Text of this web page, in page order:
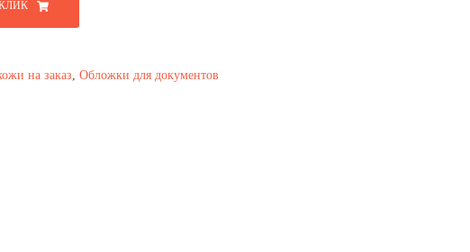
на заказ, Обложки для документов